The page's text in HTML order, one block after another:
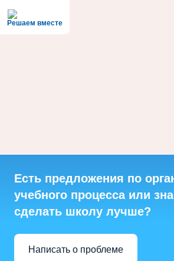
Решаем вместе
Есть предложения по
учебного процесса или
сделать школу лучше?
Написать о проблеме